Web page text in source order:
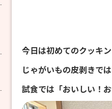
今日は初めてのクッキ
じゃがいもの皮剥きで
試食では「おいしい！